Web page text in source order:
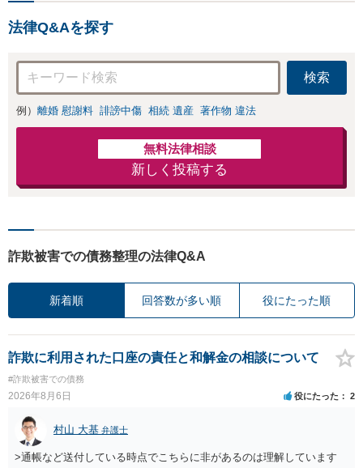
法律Q&Aを探す
検索
例） 離婚 慰謝料 誹謗中傷 相続 遺産 著作物 違法
無料法律相談
新しく投稿する
詐欺被害での債務整理の法律Q&A
新着順 回答数が多い順 役にたった順
詐欺に利用された口座の責任と和解金の相談について
#詐欺被害での債務
2026年8月6日 役にたった 2
村山 大基 弁護士
>通帳など送付している時点でこちらに非があるのは理解しています